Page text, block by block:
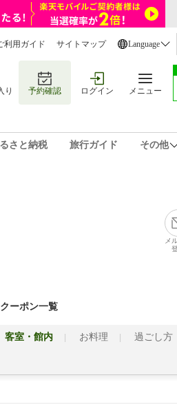
利用ガイド サイトマップ Language
り 予約確認 ログイン メニュー
さと納税 旅行ガイド その他
メ
クーポン一覧
客室・館内 お料理 過ごし方